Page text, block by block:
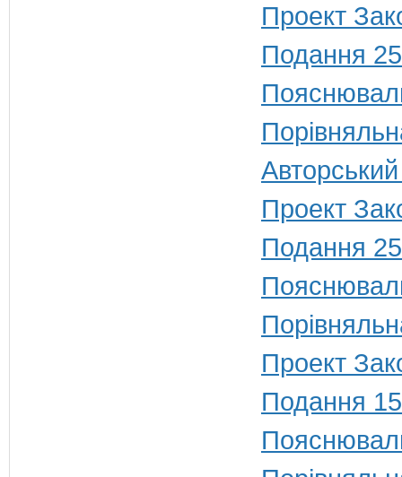
Проект
Подання
Проект
Подання
Проект
Подання